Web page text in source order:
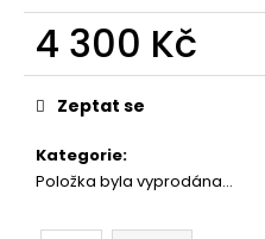
4 300 Kč
Měrná
cena:
Kategorie:
Položka byla vyprodána…
Zeptat se
D
o
p
o
u
č